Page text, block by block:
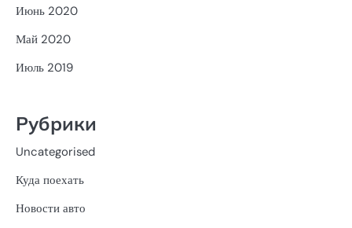
Июнь 2020
Май 2020
Июль 2019
Рубрики
Uncategorised
Куда поехать
Новости авто